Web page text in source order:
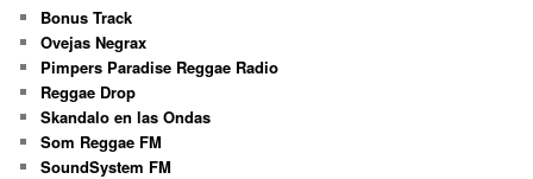
Bonus Track
Ovejas Negrax
Pimpers Paradise Reggae Radio
Reggae Drop
Skandalo en las Ondas
Som Reggae FM
SoundSystem FM